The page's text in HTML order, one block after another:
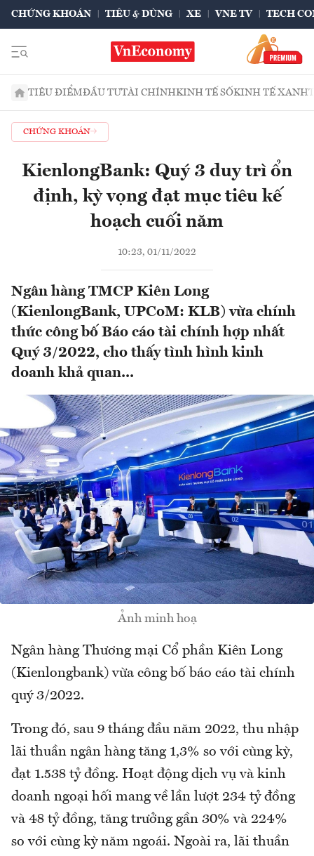
CHỨNG KHOÁN TIÊU & DÙNG XE VNE TV TECH
TIÊU ĐIỂMĐẦU TƯTÀI CHÍNHKINH TẾ SỐKINH TẾ XANH
CHỨNG KHOÁN
KienlongBank: Quý 3 duy trì ổn
định, kỳ vọng đạt mục tiêu kế
hoạch cuối năm
10:23, 01/11/2022
Ngân hàng TMCP Kiên Long
(KienlongBank, UPCoM: KLB) vừa chính
thức công bố Báo cáo tài chính hợp nhất
Quý 3/2022, cho thấy tình hình kinh
doanh khả quan...
Ảnh minh hoạ
Ngân hàng Thương mại Cổ phần Kiên Long
(Kienlongbank) vừa công bố báo cáo tài chính
quý 3/2022.
Trong đó, sau 9 tháng đầu năm 2022, thu nhập
lãi thuần ngân hàng tăng 1,3% so với cùng kỳ,
đạt 1.538 tỷ đồng. Hoạt động dịch vụ và kinh
doanh ngoại hối mang về lần lượt 234 tỷ đồng
và 48 tỷ đồng, tăng trưởng gần 30% và 224%
so với cùng kỳ năm ngoái. Ngoài ra, lãi thuần